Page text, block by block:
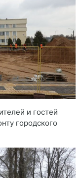
и гостей
городского